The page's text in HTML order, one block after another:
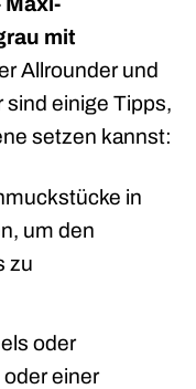
mit
Allrounder und
sind einige Tipps,
setzen kannst:
in
um den
zu
oder
einer